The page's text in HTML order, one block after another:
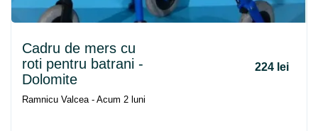
Cadru de mers cu
roti pentru batrani -
Dolomite
224 lei
Ramnicu Valcea - Acum 2 luni